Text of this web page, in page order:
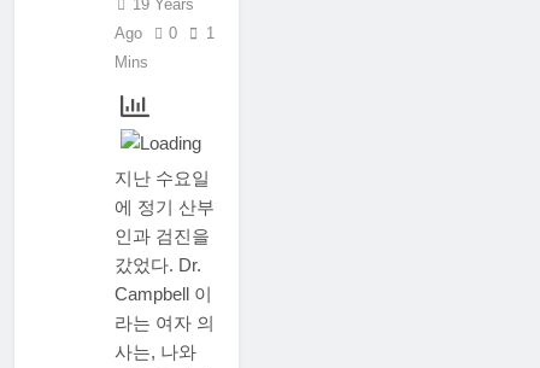
19 Years
Ago
0
1
Mins
지난 수요일
에 정기 산부
인과 검진을
갔었다. Dr.
Campbell 이
라는 여자 의
사는, 나와